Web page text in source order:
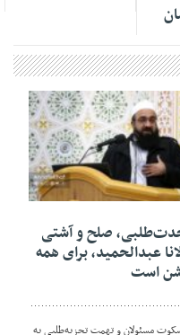
2022
صلح و آشتی
عبدالحمید، برای همه
است